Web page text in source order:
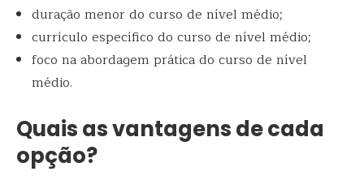
duração menor do curso de nível médio;
currículo específico do curso de nível médio;
foco na abordagem prática do curso de nível
médio.
Quais as vantagens de cada
opção?